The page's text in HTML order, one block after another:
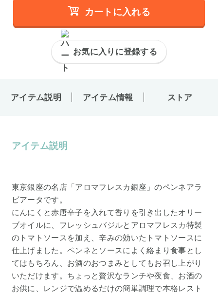
カートに入れる
お気に入りに登録する
アイテム説明 アイテム情報 ストア
アイテム説明
東京銀座の名店「アロマフレスカ銀座」のペンネアラ
ビアータです。
にんにくと赤唐辛子を入れて香りを引き出したオリー
ブオイルに、フレッシュバジルとアロマフレスカ特製
のトマトソースを加え、辛みの効いたトマトソースに
仕上げました。ペンネとソースによく絡まり食事とし
てはもちろん、お酒のおつまみとしてもお召し上がり
いただけます。ちょっと贅沢なランチや夜食、お酒の
お供に、レンジで温めるだけの簡単調理で本格レスト